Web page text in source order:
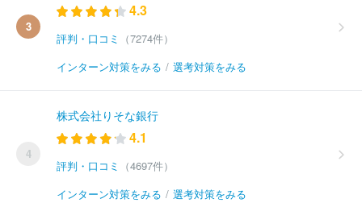
3
4.3
評判・口コミ
（7274件）
インターン対策をみる / 選考対策をみる
4
株式会社りそな銀行
4.1
評判・口コミ
（4697件）
インターン対策をみる / 選考対策をみる